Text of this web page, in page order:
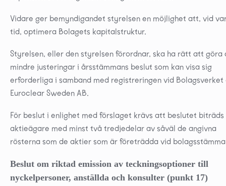
Vidare ger bemyndigandet styrelsen en möjlighet att, vid
tid, optimera Bolagets kapitalstruktur.
Styrelsen, eller den styrelsen förordnar, ska ha rätt att göra
mindre justeringar i årsstämmans beslut som kan visa sig
erforderliga i samband med registreringen vid Bolagsverket
Euroclear Sweden AB.
För beslut i enlighet med förslaget krävs att beslutet biträds
aktieägare med minst två tredjedelar av såväl de angivna
rösterna som de aktier som är företrädda vid
Beslut om riktad emission av teckningsoptioner till
nyckelpersoner, anställda och konsulter (punkt 17)